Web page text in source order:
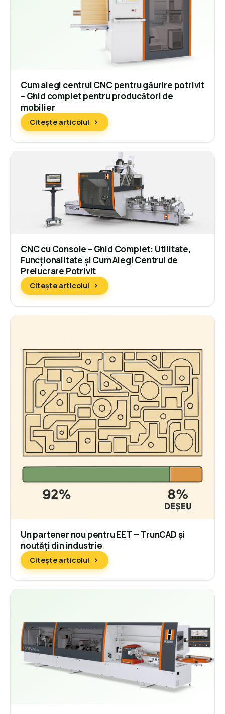
Cum alegi centrul CNC pentru găurire potrivit
– Ghid complet pentru producători de
mobilier
Citește articolul
CNC cu Console – Ghid Complet: Utilitate,
Funcționalitate și Cum Alegi Centrul de
Prelucrare Potrivit
Citește articolul
Un partener nou pentru EET — TrunCAD și
noutăți din industrie
Citește articolul